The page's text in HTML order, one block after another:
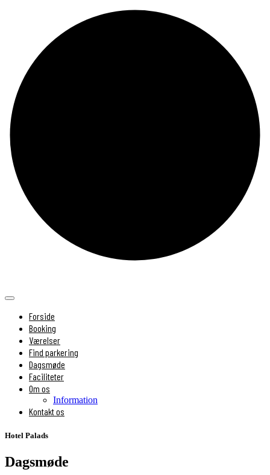
Forside
Booking
Værelser
Find parkering
Dagsmøde
Faciliteter
Om os
Information
Kontakt os
Hotel Palads
Dagsmøde